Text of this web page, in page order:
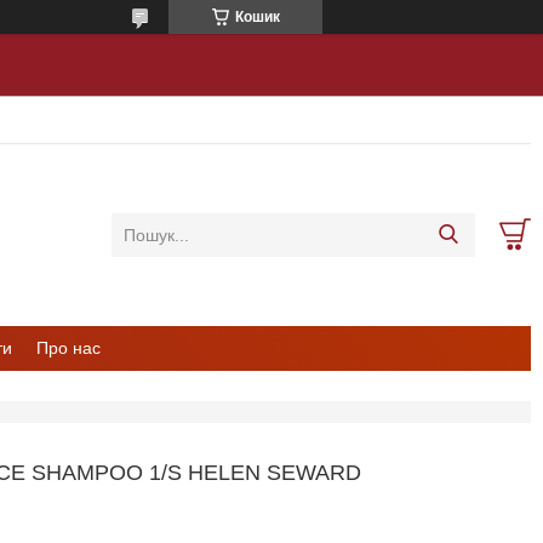
Кошик
Про нас
1/S HELEN SEWARD